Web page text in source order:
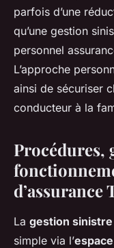
parfois d’une
qu’une gestion
personnel
L’approche
ainsi de sécuriser
conducteur à la
Procédures,
d’assurance
La gestion
simple via l’